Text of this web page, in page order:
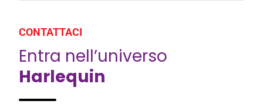
CONTATTACI
Entra nell’universo
Harlequin